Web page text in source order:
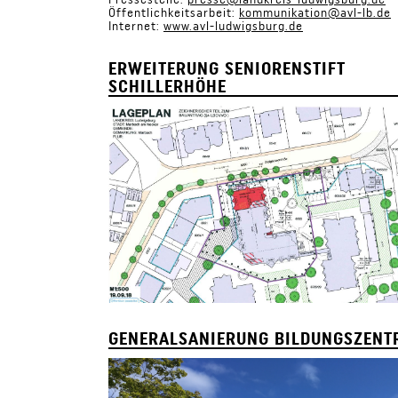
Öffentlichkeitsarbeit: kommunikation@avl-lb.de
Internet: www.avl-ludwigsburg.de
ERWEITERUNG SENIORENSTIFT
SCHILLERHÖHE
GENERALSANIERUNG